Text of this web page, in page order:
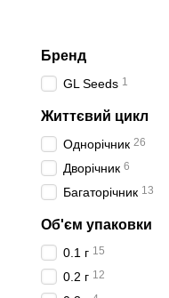
Бренд
GL Seeds 1
Життєвий цикл
Однорічник 26
Дворічник 6
Багаторічник 13
Об'єм упаковки
0.1 г 15
0.2 г 12